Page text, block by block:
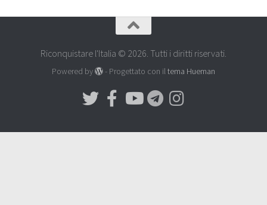
Riconquistare l'Italia © 2026. Tutti i diritti riservati.
Powered by - Progettato con iltema Hueman